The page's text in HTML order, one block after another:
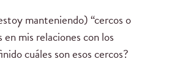
manteniendo) “cercos o
mis relaciones con los
cuáles son esos cercos?